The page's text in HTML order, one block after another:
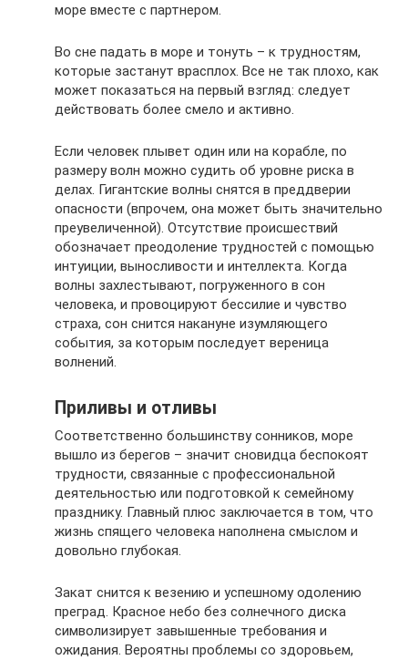
море вместе с партнером.
Во сне падать в море и тонуть – к трудностям,
которые застанут врасплох. Все не так плохо, как
может показаться на первый взгляд: следует
действовать более смело и активно.
Если человек плывет один или на корабле, по
размеру волн можно судить об уровне риска в
делах. Гигантские волны снятся в преддверии
опасности (впрочем, она может быть значительно
преувеличенной). Отсутствие происшествий
обозначает преодоление трудностей с помощью
интуиции, выносливости и интеллекта. Когда
волны захлестывают, погруженного в сон
человека, и провоцируют бессилие и чувство
страха, сон снится накануне изумляющего
события, за которым последует вереница
волнений.
Приливы и отливы
Соответственно большинству сонников, море
вышло из берегов – значит сновидца беспокоят
трудности, связанные с профессиональной
деятельностью или подготовкой к семейному
празднику. Главный плюс заключается в том, что
жизнь спящего человека наполнена смыслом и
довольно глубокая.
Закат снится к везению и успешному одолению
преград. Красное небо без солнечного диска
символизирует завышенные требования и
ожидания. Вероятны проблемы со здоровьем,